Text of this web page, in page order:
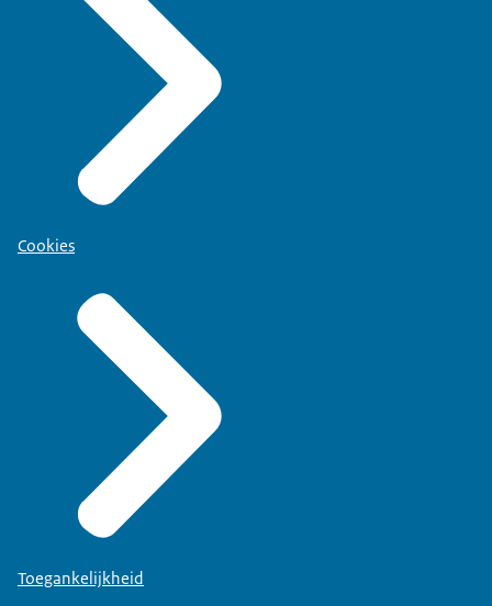
Cookies
Toegankelijkheid